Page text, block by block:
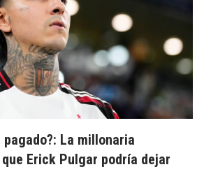
La millonaria
Erick Pulgar podría dejar